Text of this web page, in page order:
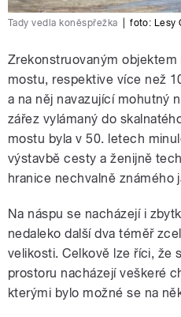
Tady vedla koněspřežka foto: Lesy
Zrekonstruovaným
mostu, respektive více než
a na něj navazující mohutný
zářez vylámaný do
mostu byla v 50. letech
výstavbě cesty a ženijně
hranice nechvalně známého
Na náspu se nacházejí i
nedaleko další dva téměř
velikosti. Celkově lze říci, že
prostoru nacházejí veškeré
kterými bylo možné se na